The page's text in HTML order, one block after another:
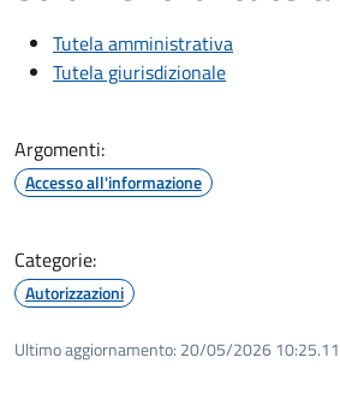
Tutela amministrativa
Tutela giurisdizionale
Argomenti:
Accesso all'informazione
Categorie:
Autorizzazioni
Ultimo aggiornamento: 20/05/2026 10:25.11